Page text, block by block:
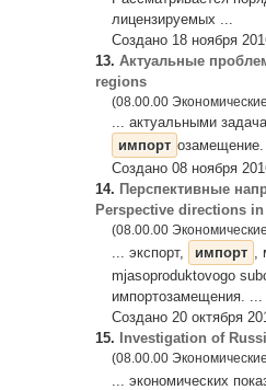
лицензируемых ...
Создано 18 ноября
13. Актуальные
regions
(08.00.00
... актуальными
импорт
Создано 08 ноября
14. Перспективные
Perspective directions
(08.00.00
... экспорт, импорт ,
mjasoproduktovogo
импортозамещения. ...
Создано 20 октября
15.
Investigation of
(08.00.00
... экономических